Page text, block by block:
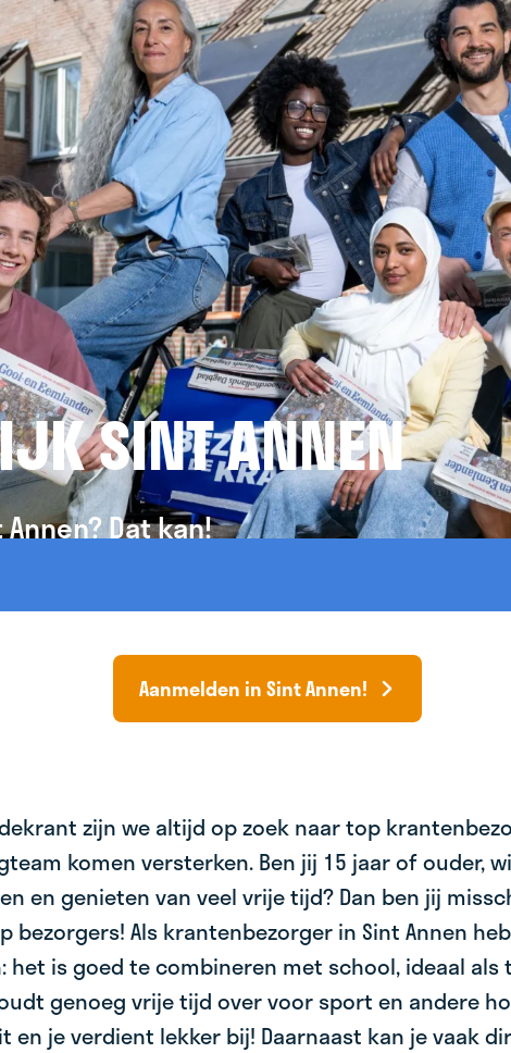
SINT ANNEN
Dat kan!
Aanmelden in Sint Annen!
zijn we altijd op zoek naar top
komen versterken. Ben jij 15 jaar of ouder,
en genieten van veel vrije tijd? Dan ben jij
bezorgers! Als krantenbezorger in Sint Annen
het is goed te combineren met school, ideaal als
genoeg vrije tijd over voor sport en andere
en je verdient lekker bij! Daarnaast kan je vaak